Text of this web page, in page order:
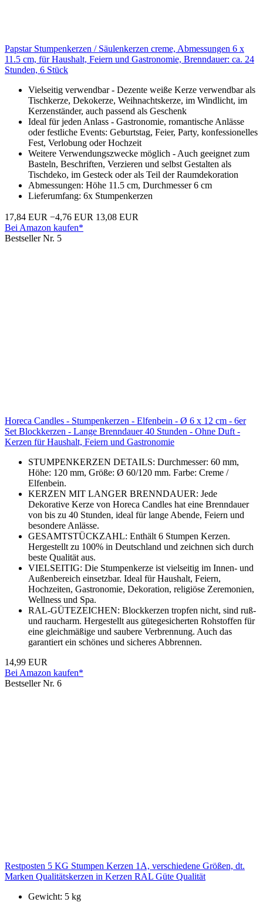
Papstar Stumpenkerzen / Säulenkerzen creme, Abmessungen 6 x
11.5 cm, für Haushalt, Feiern und Gastronomie, Brenndauer: ca. 24
Stunden, 6 Stück
Vielseitig verwendbar - Dezente weiße Kerze verwendbar als
Tischkerze, Dekokerze, Weihnachtskerze, im Windlicht, im
Kerzenständer, auch passend als Geschenk
Ideal für jeden Anlass - Gastronomie, romantische Anlässe
oder festliche Events: Geburtstag, Feier, Party, konfessionelles
Fest, Verlobung oder Hochzeit
Weitere Verwendungszwecke möglich - Auch geeignet zum
Basteln, Beschriften, Verzieren und selbst Gestalten als
Tischdeko, im Gesteck oder als Teil der Raumdekoration
Abmessungen: Höhe 11.5 cm, Durchmesser 6 cm
Lieferumfang: 6x Stumpenkerzen
17,84 EUR −4,76 EUR 13,08 EUR
Bei Amazon kaufen*
Bestseller Nr. 5
Horeca Candles - Stumpenkerzen - Elfenbein - Ø 6 x 12 cm - 6er
Set Blockkerzen - Lange Brenndauer 40 Stunden - Ohne Duft -
Kerzen für Haushalt, Feiern und Gastronomie
STUMPENKERZEN DETAILS: Durchmesser: 60 mm,
Höhe: 120 mm, Größe: Ø 60/120 mm. Farbe: Creme /
Elfenbein.
KERZEN MIT LANGER BRENNDAUER: Jede
Dekorative Kerze von Horeca Candles hat eine Brenndauer
von bis zu 40 Stunden, ideal für lange Abende, Feiern und
besondere Anlässe.
GESAMTSTÜCKZAHL: Enthält 6 Stumpen Kerzen.
Hergestellt zu 100% in Deutschland und zeichnen sich durch
beste Qualität aus.
VIELSEITIG: Die Stumpenkerze ist vielseitig im Innen- und
Außenbereich einsetzbar. Ideal für Haushalt, Feiern,
Hochzeiten, Gastronomie, Dekoration, religiöse Zeremonien,
Wellness und Spa.
RAL-GÜTEZEICHEN: Blockkerzen tropfen nicht, sind ruß-
und raucharm. Hergestellt aus gütegesicherten Rohstoffen für
eine gleichmäßige und saubere Verbrennung. Auch das
garantiert ein schönes und sicheres Abbrennen.
14,99 EUR
Bei Amazon kaufen*
Bestseller Nr. 6
Restposten 5 KG Stumpen Kerzen 1A, verschiedene Größen, dt.
Marken Qualitätskerzen in Kerzen RAL Güte Qualität
Gewicht: 5 kg